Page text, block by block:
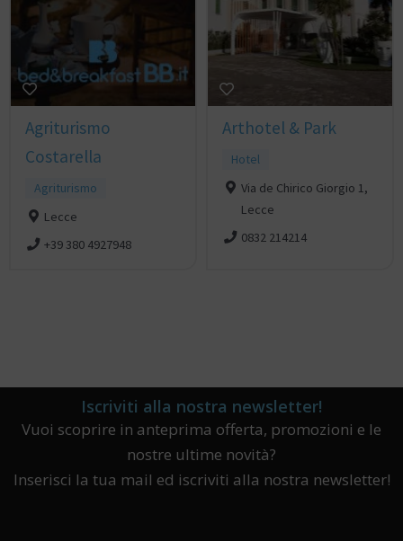
Agriturismo
Costarella
Agriturismo
Lecce
+39 380 4927948
Arthotel & Park
Hotel
Via de Chirico Giorgio 1,
Lecce
0832 214214
Iscriviti alla nostra newsletter!
Vuoi scoprire in anteprima offerta, promozioni e le
nostre ultime novità?
Inserisci la tua mail ed iscriviti alla nostra newsletter!